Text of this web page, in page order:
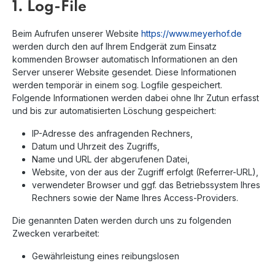
1. Log-File
Beim Aufrufen unserer Website https://www.meyerhof.de
werden durch den auf Ihrem Endgerät zum Einsatz
kommenden Browser automatisch Informationen an den
Server unserer Website gesendet. Diese Informationen
werden temporär in einem sog. Logfile gespeichert.
Folgende Informationen werden dabei ohne Ihr Zutun erfasst
und bis zur automatisierten Löschung gespeichert:
IP-Adresse des anfragenden Rechners,
Datum und Uhrzeit des Zugriffs,
Name und URL der abgerufenen Datei,
Website, von der aus der Zugriff erfolgt (Referrer-URL),
verwendeter Browser und ggf. das Betriebssystem Ihres
Rechners sowie der Name Ihres Access-Providers.
Die genannten Daten werden durch uns zu folgenden
Zwecken verarbeitet:
Gewährleistung eines reibungslosen